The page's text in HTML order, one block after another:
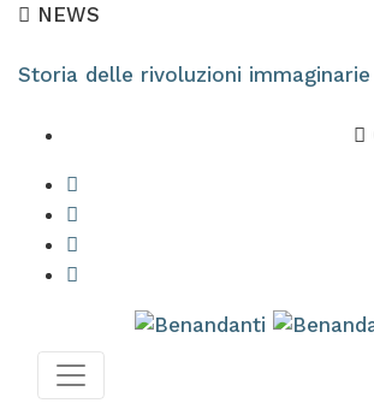
NEWS
Storia delle rivoluzioni immaginarie